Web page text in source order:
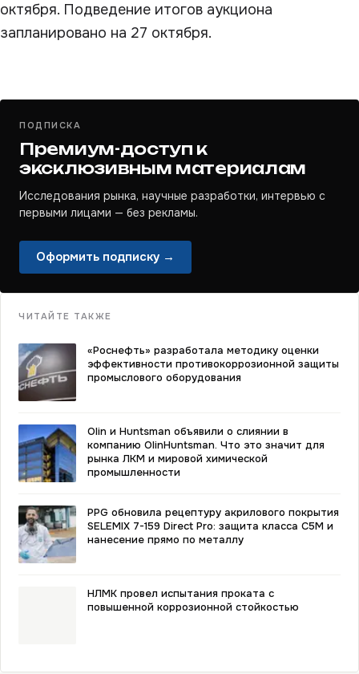
октября. Подведение итогов аукциона
запланировано на 27 октября.
ПОДПИСКА
Премиум-доступ к
эксклюзивным материалам
Исследования рынка, научные разработки, интервью с
первыми лицами — без рекламы.
Оформить подписку →
ЧИТАЙТЕ ТАКЖЕ
«Роснефть» разработала методику оценки
эффективности противокоррозионной защиты
промыслового оборудования
Olin и Huntsman объявили о слиянии в
компанию OlinHuntsman. Что это значит для
рынка ЛКМ и мировой химической
промышленности
PPG обновила рецептуру акрилового покрытия
SELEMIX 7-159 Direct Pro: защита класса C5M и
нанесение прямо по металлу
НЛМК провел испытания проката с
повышенной коррозионной стойкостью